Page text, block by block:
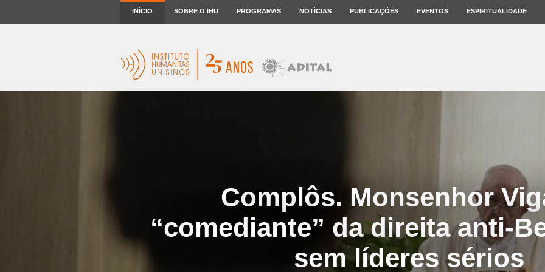
INÍCIO SOBRE O IHU PROGRAMAS NOTÍCIAS PUBLICAÇÕES EVENTOS ESPIRITUALIDADE
Complôs. Monsenhor
“comediante” da direita anti-
sem líderes sérios